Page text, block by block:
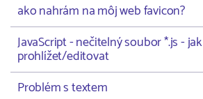
ako nahrám na môj web favicon?
JavaScript - nečitelný soubor *.js - jak
prohlížet/editovat
Problém s textem